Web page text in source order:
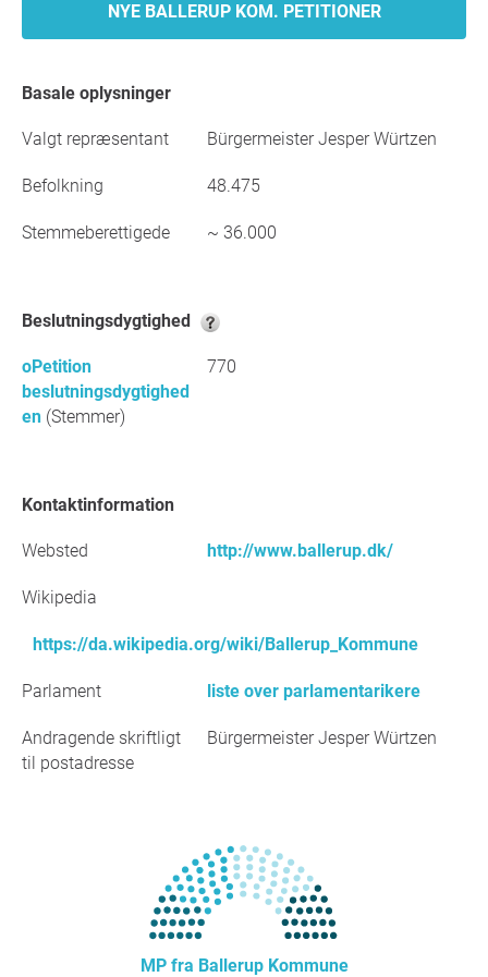
NYE BALLERUP KOM. PETITIONER
Basale oplysninger
Valgt repræsentant Bürgermeister Jesper Würtzen
Befolkning 48.475
Stemmeberettigede ~ 36.000
Beslutningsdygtighed
oPetition
beslutningsdygtighed
en (Stemmer)
770
Kontaktinformation
Websted http://www.ballerup.dk/
Wikipedia
https://da.wikipedia.org/wiki/Ballerup_Kommune
Parlament liste over parlamentarikere
Andragende skriftligt
til postadresse
Bürgermeister Jesper Würtzen
MP fra Ballerup Kommune